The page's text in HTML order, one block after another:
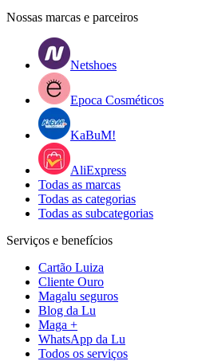
Nossas marcas e parceiros
Netshoes
Epoca Cosméticos
KaBuM!
AliExpress
Todas as marcas
Todas as categorias
Todas as subcategorias
Serviços e benefícios
Cartão Luiza
Cliente Ouro
Magalu seguros
Blog da Lu
Maga +
WhatsApp da Lu
Todos os serviços